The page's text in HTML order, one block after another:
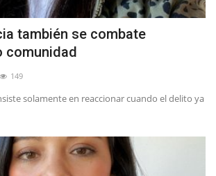
también se combate
comunidad
149
solamente en reaccionar cuando el delito ya